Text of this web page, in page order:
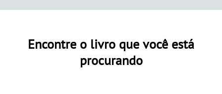
Encontre o livro que você está
procurando